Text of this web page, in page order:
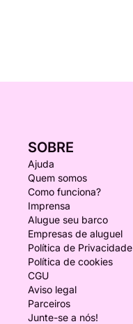
SOBRE
Ajuda
Quem somos
Como funciona?
Imprensa
Alugue seu barco
Empresas de aluguel
Política de Privacidade
Política de cookies
CGU
Aviso legal
Parceiros
Junte-se a nós!